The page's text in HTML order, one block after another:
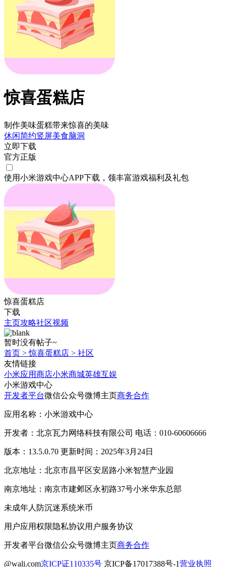
惊喜蛋糕店
制作美味蛋糕带来惊喜的美味
休闲简约竖屏美食脑洞
立即下载
官方正版
使用小米游戏中心APP下载 ，领丰富游戏福利 及礼包
惊喜蛋糕店
下载
主页攻略社区视频
暂时没有帖子~
首页 >惊喜蛋糕店 > 社区
友情链接
小米应用商店小米商城英雄互娱
小米游戏中心
开发者平台微信公众号微博主页商务合作
应用名称：小米游戏中心
开发者：北京瓦力网络科技有限公司 电话：010-60606666
版本：13.5.0.70 更新时间：2025年3月24日
北京地址：北京市昌平区安居路小米智慧产业园
南京地址：南京市建邺区永初路37号小米华东总部
未成年人防沉迷系统米币
用户应用权限隐私协议用户服务协议
开发者平台微信公众号微博主页商务合作
@wali.com京ICP证110335号 京ICP备17017388号-1营业执照